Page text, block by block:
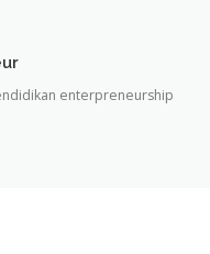
enterpreneurship